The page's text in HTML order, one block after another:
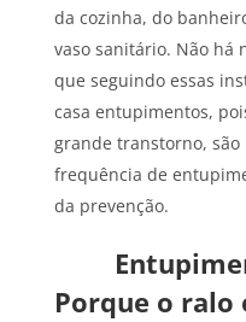
da cozinha, do
vaso sanitário. Não há
que seguindo essas
casa entupimentos,
grande transtorno, são
frequência de
da prevenção.
Porque o ralo